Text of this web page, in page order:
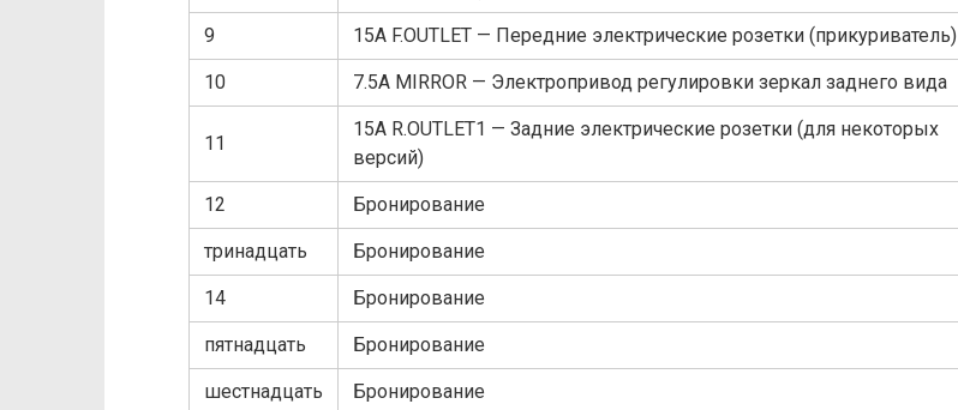
9 15A F.OUTLET — Передние электрические розетки (прикуриватель)
10 7.5A MIRROR — Электропривод регулировки зеркал заднего вида
11
15A R.OUTLET1 — Задние электрические розетки (для некоторых
версий)
12 Бронирование
тринадцать Бронирование
14 Бронирование
пятнадцать Бронирование
шестнадцать Бронирование